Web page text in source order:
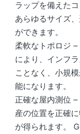
ラップを備えた
あらゆるサイズ
ができます。
柔軟なトポロジ
により、インフ
ことなく、小規
能になります。
正確な屋内測位
産の位置を正確
が得られます。